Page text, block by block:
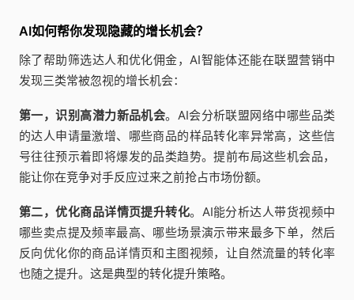
AI如何帮你发现隐藏的增长机会？
除了帮助筛选达人和优化佣金，AI智能体还能在联盟营销中
发现三类常被忽视的增长机会：
第一，识别高潜力新品机会。AI会分析联盟网络中哪些品类
的达人申请量激增、哪些商品的样品转化率异常高，这些信
号往往预示着即将爆发的品类趋势。提前布局这些机会品，
能让你在竞争对手反应过来之前抢占市场份额。
第二，优化商品详情页提升转化。AI能分析达人带货视频中
哪些卖点提及频率最高、哪些场景演示带来最多下单，然后
反向优化你的商品详情页和主图视频，让自然流量的转化率
也随之提升。这是典型的转化提升策略。